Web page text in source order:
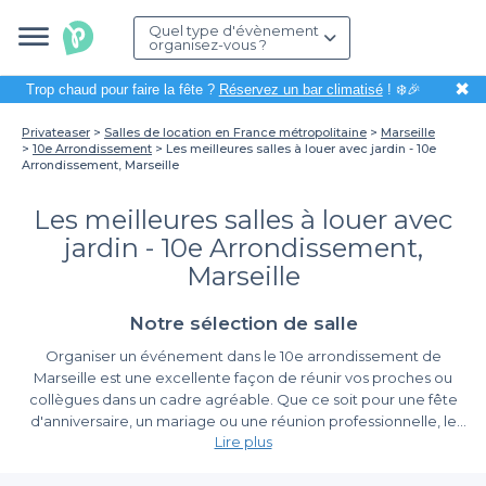
Quel type d'évènement
organisez-vous ?
Trop chaud pour faire la fête ? Réservez un bar climatisé! ❄️🎉 ✖
Privateaser Salles de location en France métropolitaine
Marseille
10e Arrondissement
Les meilleures salles à louer avec jardin - 10e
Arrondissement, Marseille
Les meilleures salles à louer avec
jardin - 10e Arrondissement,
Marseille
Notre sélection de salle
Organiser un événement dans le 10e arrondissement de
Marseille est une excellente façon de réunir vos proches ou
collègues dans un cadre agréable. Que ce soit pour une fête
d'anniversaire, un mariage ou une réunion professionnelle, le
choix de la salle peut faire toute la différence. Opter pour une
Lire plus